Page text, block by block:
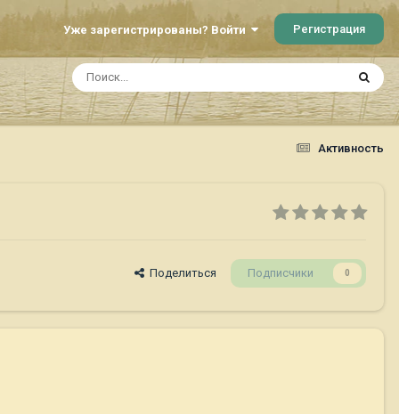
Уже зарегистрированы? Войти Регистрация
Активность
Поделиться Подписчики 0